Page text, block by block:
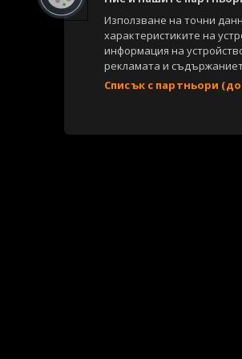
Използване на точни
характеристиките на
информация на
рекламата и
Списък с партньори